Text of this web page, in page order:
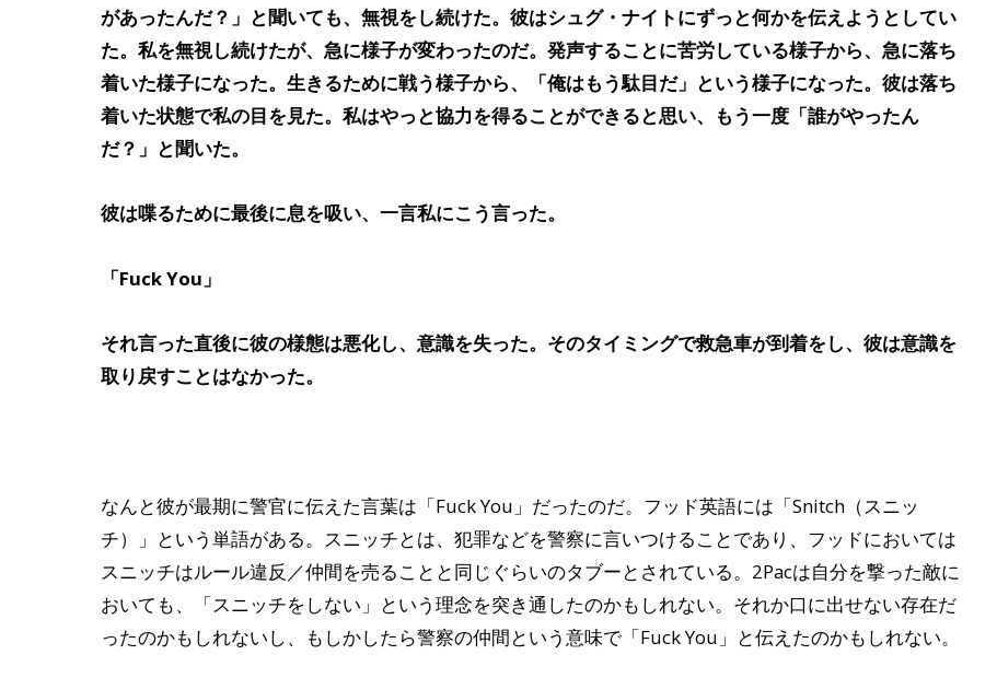
があったんだ？」と聞いても、無視をし続けた。彼はシュグ・ナイトにずっと何かを伝えようとしてい
た。私を無視し続けたが、急に様子が変わったのだ。発声することに苦労している様子から、急に落ち
着いた様子になった。生きるために戦う様子から、「俺はもう駄目だ」という様子になった。彼は落ち
着いた状態で私の目を見た。私はやっと協力を得ることができると思い、もう一度「誰がやったん
だ？」と聞いた。
彼は喋るために最後に息を吸い、一言私にこう言った。
「Fuck You」
それ言った直後に彼の様態は悪化し、意識を失った。そのタイミングで救急車が到着をし、彼は意識を
取り戻すことはなかった。
なんと彼が最期に警官に伝えた言葉は「Fuck You」だったのだ。フッド英語には「Snitch（スニッ
チ）」という単語がある。スニッチとは、犯罪などを警察に言いつけることであり、フッドにおいては
スニッチはルール違反／仲間を売ることと同じぐらいのタブーとされている。2Pacは自分を撃った敵に
おいても、「スニッチをしない」という理念を突き通したのかもしれない。それか口に出せない存在だ
ったのかもしれないし、もしかしたら警察の仲間という意味で「Fuck You」と伝えたのかもしれない。